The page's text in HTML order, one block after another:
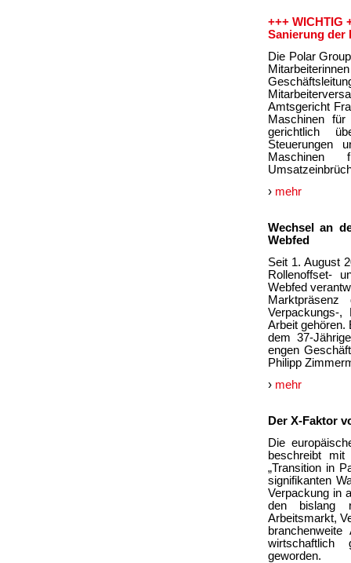
+++ WICHTIG
Sanierung der
Die Polar
Amtsgericht
Maschinen
gerichtlich
Steuerungen
Maschinen
› mehr
Wechsel an
Webfed
Seit 1. August
Rollenoffset-
Webfed
Marktpräsenz
Verpackungs-
Arbeit gehören.
dem 37-
engen
Philipp
› mehr
Der X-Faktor
Die
beschreibt
„Transition in
signifikanten
Verpackung in
den bislang
Arbeitsmarkt,
wirtschaftlich
geworden.